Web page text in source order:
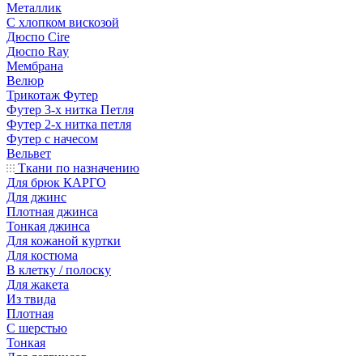
Металлик
С хлопком вискозой
Дюспо Cire
Дюспо Ray
Мембрана
Велюр
Трикотаж Футер
Футер 3-х нитка Петля
Футер 2-х нитка петля
Футер с начесом
Вельвет
Ткани по назначению
Для брюк КАРГО
Для джинс
Плотная джинса
Тонкая джинса
Для кожаной куртки
Для костюма
В клетку / полоску
Для жакета
Из твида
Плотная
С шерстью
Тонкая